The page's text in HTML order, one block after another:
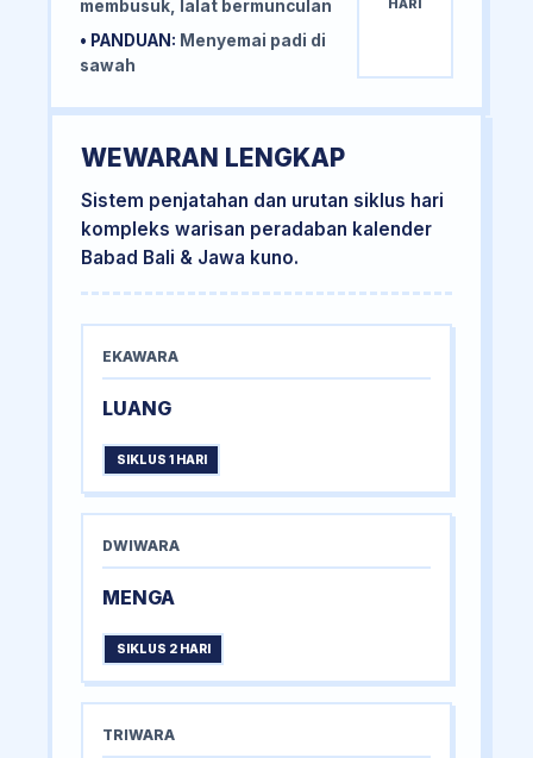
membusuk, lalat bermunculan
• PANDUAN: Menyemai padi di
sawah
HARI
WEWARAN LENGKAP
Sistem penjatahan dan urutan siklus hari
kompleks warisan peradaban kalender
Babad Bali & Jawa kuno.
EKAWARA
LUANG
SIKLUS 1 HARI
DWIWARA
MENGA
SIKLUS 2 HARI
TRIWARA